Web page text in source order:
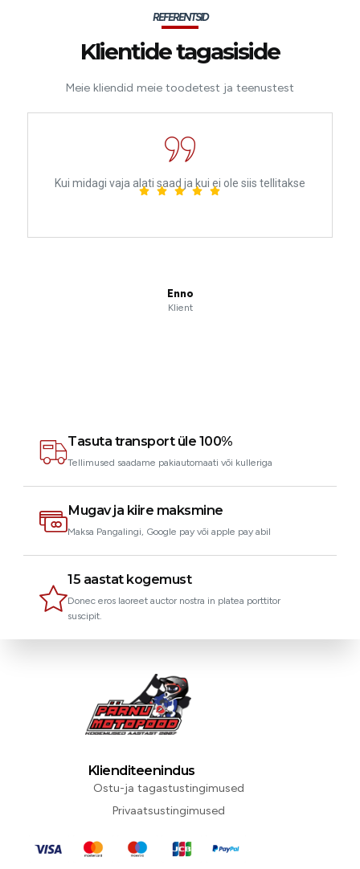
REFERENTSID
Klientide tagasiside
Meie kliendid meie toodetest ja teenustest
Enno
Klient
Kui midagi vaja alati saad ja kui ei ole siis tellitakse
Tasuta transport üle 100%
Tellimused saadame pakiautomaati või kulleriga
Mugav ja kiire maksmine
Maksa Pangalingi, Google pay või apple pay abil
15 aastat kogemust
Donec eros laoreet auctor nostra in platea porttitor
suscipit.
Klienditeenindus
Ostu-ja tagastustingimused
Privaatsustingimused